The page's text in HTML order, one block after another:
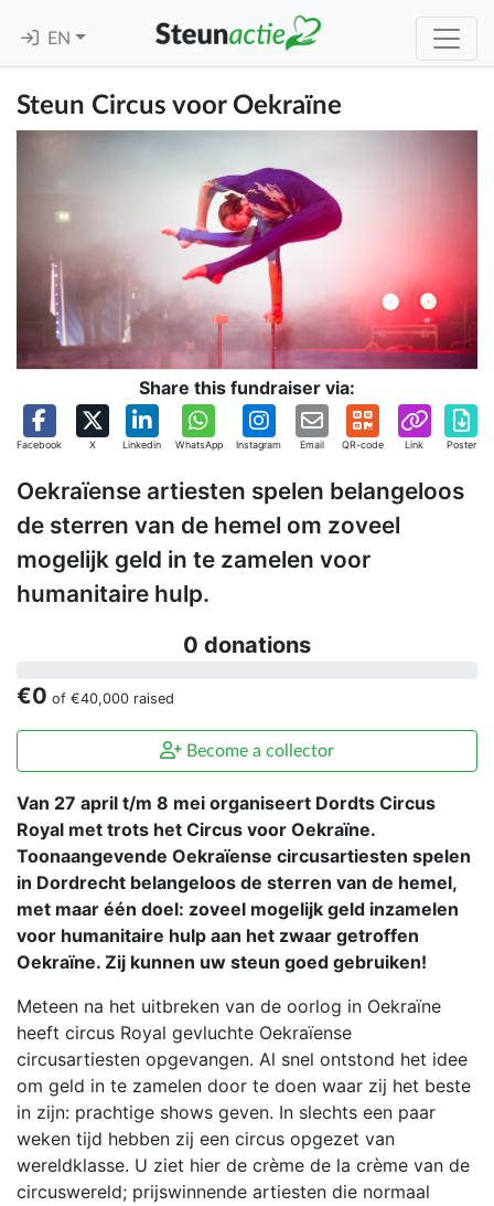
EN
Steun Circus voor Oekraïne
Share this fundraiser via:
Facebook X Linkedin WhatsApp Instagram Email QR-code Link Poster
Oekraïense artiesten spelen belangeloos
de sterren van de hemel om zoveel
mogelijk geld in te zamelen voor
humanitaire hulp.
0 donations
€0 of €40,000 raised
Become a collector
Van 27 april t/m 8 mei organiseert Dordts Circus
Royal met trots het Circus voor Oekraïne.
Toonaangevende Oekraïense circusartiesten spelen
in Dordrecht belangeloos de sterren van de hemel,
met maar één doel: zoveel mogelijk geld inzamelen
voor humanitaire hulp aan het zwaar getroffen
Oekraïne. Zij kunnen uw steun goed gebruiken!
Meteen na het uitbreken van de oorlog in Oekraïne
heeft circus Royal gevluchte Oekraïense
circusartiesten opgevangen. Al snel ontstond het idee
om geld in te zamelen door te doen waar zij het beste
in zijn: prachtige shows geven. In slechts een paar
weken tijd hebben zij een circus opgezet van
wereldklasse. U ziet hier de crème de la crème van de
circuswereld; prijswinnende artiesten die normaal